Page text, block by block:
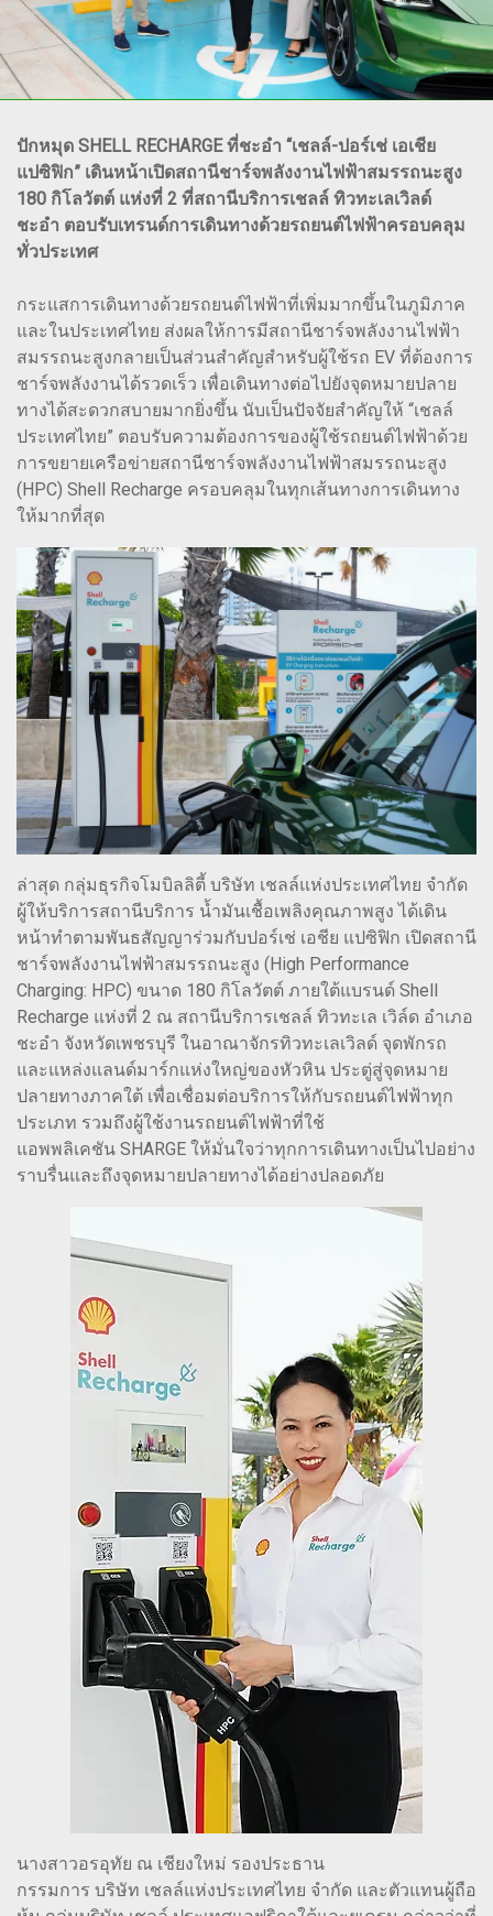
ปักหมุด SHELL RECHARGE ที่ชะอำ “เชลล์-ปอร์เช่ เอเชีย
แปซิฟิก” เดินหน้าเปิดสถานีชาร์จพลังงานไฟฟ้าสมรรถนะสูง
180 กิโลวัตต์ แห่งที่ 2 ที่สถานีบริการเชลล์ ทิวทะเลเวิลด์
ชะอำ ตอบรับเทรนด์การเดินทางด้วยรถยนต์ไฟฟ้าครอบคลุม
ทั่วประเทศ
กระแสการเดินทางด้วยรถยนต์ไฟฟ้าที่เพิ่มมากขึ้นในภูมิภาค
และในประเทศไทย ส่งผลให้การมีสถานีชาร์จพลังงานไฟฟ้า
สมรรถนะสูงกลายเป็นส่วนสำคัญสำหรับผู้ใช้รถ EV ที่ต้องการ
ชาร์จพลังงานได้รวดเร็ว เพื่อเดินทางต่อไปยังจุดหมายปลาย
ทางได้สะดวกสบายมากยิ่งขึ้น นับเป็นปัจจัยสำคัญให้ “เชลล์
ประเทศไทย” ตอบรับความต้องการของผู้ใช้รถยนต์ไฟฟ้าด้วย
การขยายเครือข่ายสถานีชาร์จพลังงานไฟฟ้าสมรรถนะสูง
(HPC) Shell Recharge ครอบคลุมในทุกเส้นทางการเดินทาง
ให้มากที่สุด
ล่าสุด กลุ่มธุรกิจโมบิลลิตี้ บริษัท เชลล์แห่งประเทศไทย จำกัด
ผู้ให้บริการสถานีบริการ น้ำมันเชื้อเพลิงคุณภาพสูง ได้เดิน
หน้าทำตามพันธสัญญาร่วมกับปอร์เช่ เอชีย แปซิฟิก เปิดสถานี
ชาร์จพลังงานไฟฟ้าสมรรถนะสูง (High Performance
Charging: HPC) ขนาด 180 กิโลวัตต์ ภายใต้แบรนด์ Shell
Recharge แห่งที่ 2 ณ สถานีบริการเชลล์ ทิวทะเล เวิล์ด อำเภอ
ชะอำ จังหวัดเพชรบุรี ในอาณาจักรทิวทะเลเวิลด์ จุดพักรถ
และแหล่งแลนด์มาร์กแห่งใหญ่ของหัวหิน ประตู่สู่จุดหมาย
ปลายทางภาคใต้ เพื่อเชื่อมต่อบริการให้กับรถยนต์ไฟฟ้าทุก
ประเภท รวมถึงผู้ใช้งานรถยนต์ไฟฟ้าที่ใช้
แอพพลิเคชัน SHARGE ให้มั่นใจว่าทุกการเดินทางเป็นไปอย่าง
ราบรื่นและถึงจุดหมายปลายทางได้อย่างปลอดภัย
นางสาวอรอุทัย ณ เชียงใหม่ รองประธาน
กรรมการ บริษัท เชลล์แห่งประเทศไทย จำกัด และตัวแทนผู้ถือ